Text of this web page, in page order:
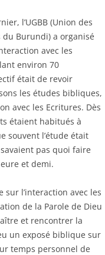
l’UGBB (Union des
Burundi) a organisé
avec les
environ 70
était de revoir
les études bibliques,
avec les Ecritures. Dès
étaient habitués à
souvent l’étude était
pas quoi faire
et demi.
l’interaction avec les
de la Parole de Dieu
et rencontrer la
un exposé biblique sur
temps personnel de